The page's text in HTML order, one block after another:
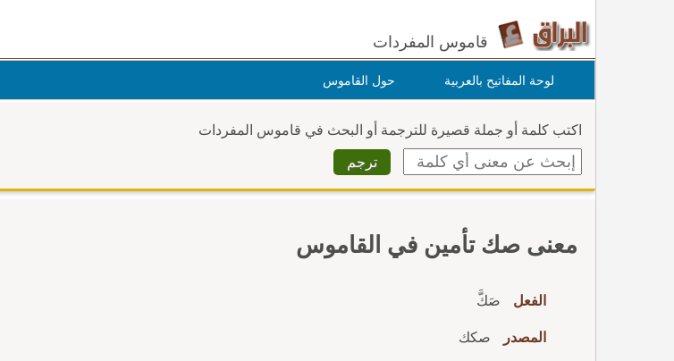
قاموس المفردات
لوحة المفاتيح بالعربية حول القاموس
اكتب كلمة أو جملة قصيرة للترجمة أو البحث في قاموس المفردات
معنى صك تأمين في القاموس
الفعل صَكَّ
المصدر صكك